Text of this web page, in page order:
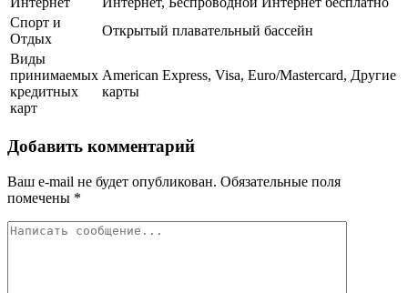
Спорт и
Отдых
Открытый плавательный бассейн
Виды
принимаемых
кредитных
карт
American Express, Visa, Euro/Mastercard, Другие
карты
Добавить комментарий
Ваш e-mail не будет опубликован. Обязательные поля
помечены *